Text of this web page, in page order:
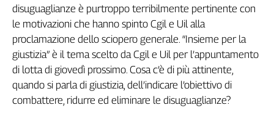
di
Genova,
sangue
della
ragione
120
anni
disuguaglianze è purtroppo terribilmente pertinente con
le motivazioni che hanno spinto Cgil e Uil alla
proclamazione dello sciopero generale. “Insieme per la
giustizia” è il tema scelto da Cgil e Uil per l’appuntamento
di lotta di giovedì prossimo. Cosa c’è di più attinente,
quando si parla di giustizia, dell’indicare l’obiettivo di
combattere, ridurre ed eliminare le disuguaglianze?